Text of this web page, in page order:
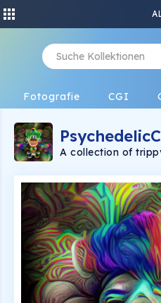
Fotografie CGI
A collection of
legendary